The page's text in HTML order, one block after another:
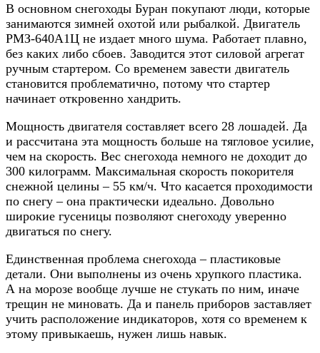
В основном снегоходы Буран покупают люди, которые
занимаются зимней охотой или рыбалкой. Двигатель
РМЗ-640А1Ц не издает много шума. Работает плавно,
без каких либо сбоев. Заводится этот силовой агрегат
ручным стартером. Со временем завести двигатель
становится проблематично, потому что стартер
начинает откровенно хандрить.
Мощность двигателя составляет всего 28 лошадей. Да
и рассчитана эта мощность больше на тягловое усилие,
чем на скорость. Вес снегохода немного не доходит до
300 килограмм. Максимальная скорость покорителя
снежной целины – 55 км/ч. Что касается проходимости
по снегу – она практически идеально. Довольно
широкие гусеницы позволяют снегоходу уверенно
двигаться по снегу.
Единственная проблема снегохода – пластиковые
детали. Они выполнены из очень хрупкого пластика.
А на морозе вообще лучше не стукать по ним, иначе
трещин не миновать. Да и панель приборов заставляет
учить расположение индикаторов, хотя со временем к
этому привыкаешь, нужен лишь навык.